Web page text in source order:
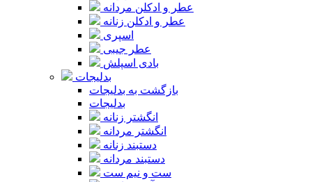
عطر و ادکلن مردانه
عطر و ادکلن زنانه
اسپری
عطر جیبی
بادی اسپلش
بدلیجات
بازگشت به بدلیجات
بدلیجات
انگشتر زنانه
انگشتر مردانه
دستبند زنانه
دستبند مردانه
ست و نیم ست